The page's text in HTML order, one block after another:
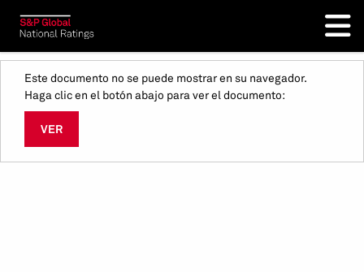
Este documento no se puede mostrar en su navegador.
Haga clic en el botón abajo para ver el documento:
VER